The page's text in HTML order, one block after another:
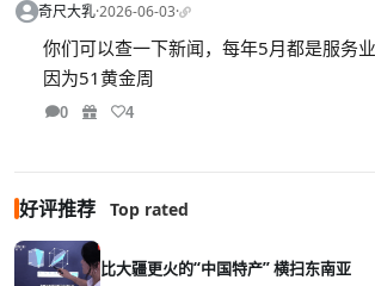
奇尺大乳·2026-06-03·
你们可以查一下新闻，每年5月都是服务
因为51黄金周
0 4
好评推荐 Top rated
比大疆更火的“中国特产” 横扫东南亚